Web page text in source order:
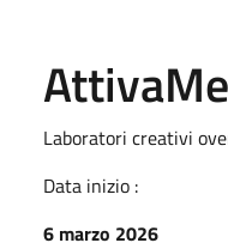
Laboratori creativi
Data inizio :
6 marzo 2026